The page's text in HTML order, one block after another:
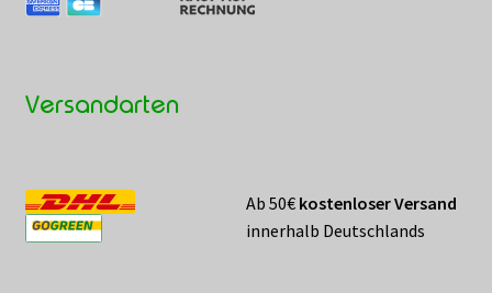
Versandarten
Ab 50€ kostenloser Versand
innerhalb Deutschlands